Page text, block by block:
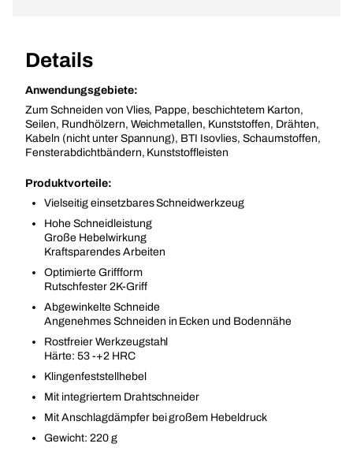
Details
Anwendungsgebiete:
Zum Schneiden von Vlies, Pappe, beschichtetem Karton,
Seilen, Rundhölzern, Weichmetallen, Kunststoffen, Drähten,
Kabeln (nicht unter Spannung), BTI Isovlies, Schaumstoffen,
Fensterabdichtbändern, Kunststoffleisten
Produktvorteile:
Vielseitig einsetzbares Schneidwerkzeug
Hohe Schneidleistung
Große Hebelwirkung
Kraftsparendes Arbeiten
Optimierte Griffform
Rutschfester 2K-Griff
Abgewinkelte Schneide
Angenehmes Schneiden in Ecken und Bodennähe
Rostfreier Werkzeugstahl
Härte: 53 -+2 HRC
Klingenfeststellhebel
Mit integriertem Drahtschneider
Mit Anschlagdämpfer bei großem Hebeldruck
Gewicht: 220 g